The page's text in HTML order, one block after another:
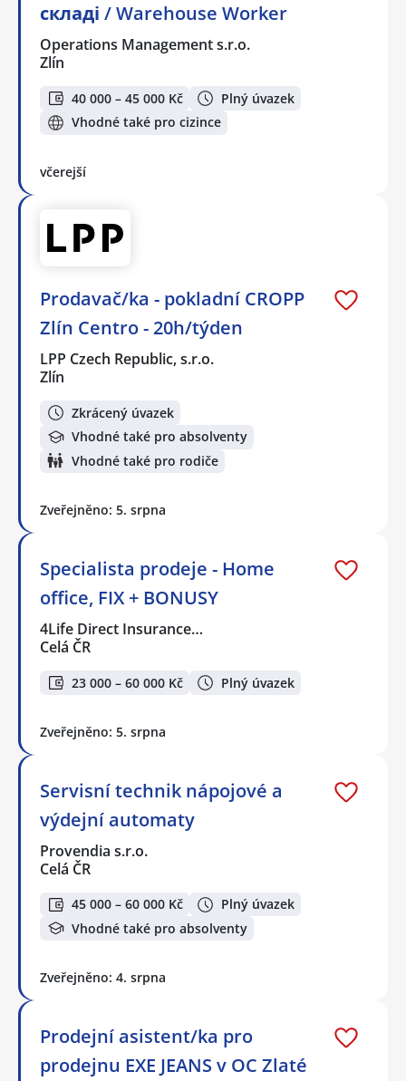
складі / Warehouse Worker
Operations Management s.r.o.
Zlín
40 000 – 45 000 Kč
Plný úvazek
Vhodné také pro cizince
včerejší
Prodavač/ka - pokladní CROPP
Zlín Centro - 20h/týden
LPP Czech Republic, s.r.o.
Zlín
Zkrácený úvazek
Vhodné také pro absolventy
Vhodné také pro rodiče
Zveřejněno: 5. srpna
Specialista prodeje - Home
office, FIX + BONUSY
4Life Direct Insurance…
Celá ČR
23 000 – 60 000 Kč Plný úvazek
Zveřejněno: 5. srpna
Servisní technik nápojové a
výdejní automaty
Provendia s.r.o.
Celá ČR
45 000 – 60 000 Kč
Plný úvazek
Vhodné také pro absolventy
Zveřejněno: 4. srpna
Prodejní asistent/ka pro
prodejnu EXE JEANS v OC Zlaté